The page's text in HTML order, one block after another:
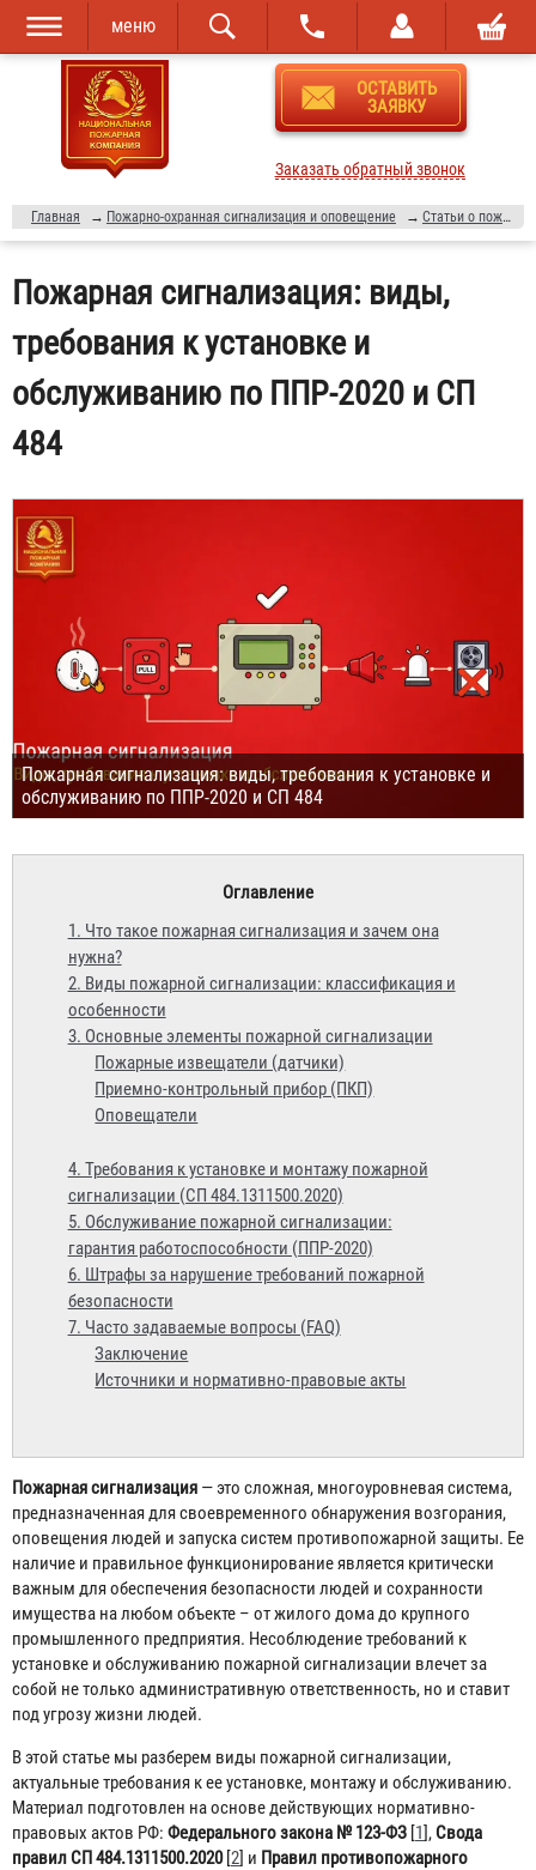
Перейти к
основному
содержанию
Skip to
navigation
меню
ОСТАВИТЬ
ЗАЯВКУ
Заказать обратный звонок
Главная → Пожарно-охранная сигнализация и оповещение → Статьи о пожарной безопасности
Пожарная сигнализация: виды,
требования к установке и
обслуживанию по ППР-2020 и СП
484
Пожарная сигнализация: виды, требования к установке и
обслуживанию по ППР-2020 и СП 484
Оглавление
1. Что такое пожарная сигнализация и зачем она
нужна?
2. Виды пожарной сигнализации: классификация и
особенности
3. Основные элементы пожарной сигнализации
Пожарные извещатели (датчики)
Приемно-контрольный прибор (ПКП)
Оповещатели
4. Требования к установке и монтажу пожарной
сигнализации (СП 484.1311500.2020)
5. Обслуживание пожарной сигнализации:
гарантия работоспособности (ППР-2020)
6. Штрафы за нарушение требований пожарной
безопасности
7. Часто задаваемые вопросы (FAQ)
Заключение
Источники и нормативно-правовые акты
Пожарная сигнализация — это сложная, многоуровневая система,
предназначенная для своевременного обнаружения возгорания,
оповещения людей и запуска систем противопожарной защиты. Ее
наличие и правильное функционирование является критически
важным для обеспечения безопасности людей и сохранности
имущества на любом объекте – от жилого дома до крупного
промышленного предприятия. Несоблюдение требований к
установке и обслуживанию пожарной сигнализации влечет за
собой не только административную ответственность, но и ставит
под угрозу жизни людей.
В этой статье мы разберем виды пожарной сигнализации,
актуальные требования к ее установке, монтажу и обслуживанию.
Материал подготовлен на основе действующих нормативно-
правовых актов РФ: Федерального закона № 123-ФЗ [1], Свода
правил СП 484.1311500.2020[2] и Правил противопожарного